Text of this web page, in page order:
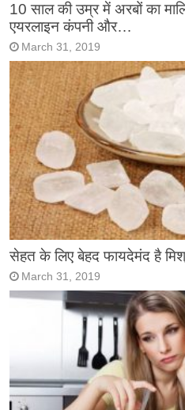
10 साल की उम्र में अरबों का
एयरलाइन कंपनी और…
March 31, 2019
सेहत के लिए बेहद फायदेमंद है
March 31, 2019